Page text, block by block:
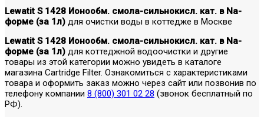
Lewatit S 1428 Ионообм. смола-сильнокисл. кат. в Na-
форме (за 1л) для очистки воды в коттедже в Москве
Lewatit S 1428 Ионообм. смола-сильнокисл. кат. в Na-
форме (за 1л) для коттеджной водоочистки и другие
товары из этой категории можно увидеть в каталоге
магазина Cartridge Filter. Ознакомиться с характеристиками
товара и оформить заказ можно через сайт или позвонив по
телефону компании 8 (800) 301 02 28 (звонок бесплатный по
РФ).